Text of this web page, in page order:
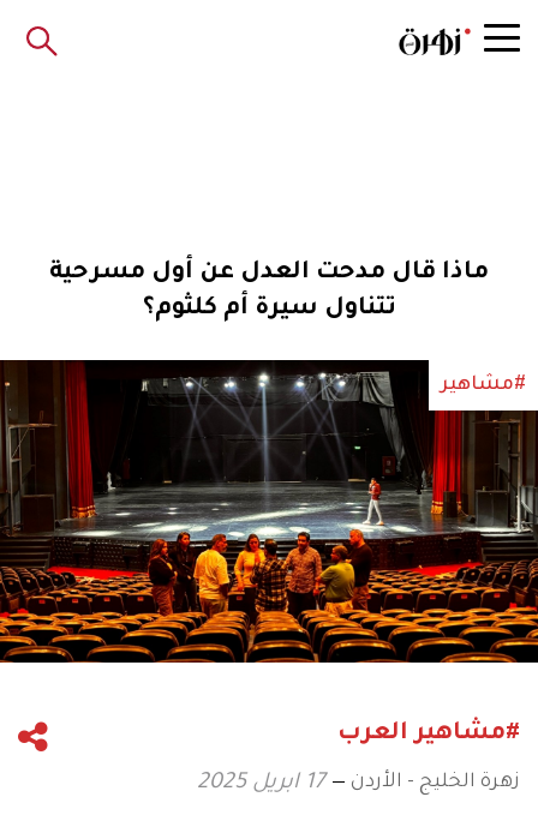
ماذا قال مدحت العدل عن أول مسرحية
تتناول سيرة أم كلثوم؟
#مشاهير
#مشاهير العرب
زهرة الخليج - الأردن 17 ابريل 2025